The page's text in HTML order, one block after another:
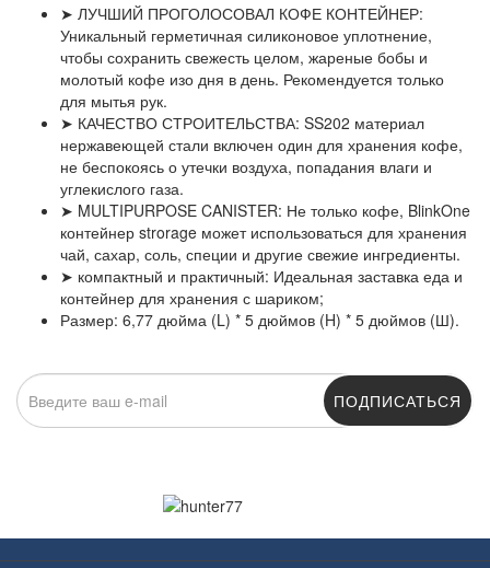
➤ ЛУЧШИЙ ПРОГОЛОСОВАЛ КОФЕ КОНТЕЙНЕР:
Уникальный герметичная силиконовое уплотнение,
чтобы сохранить свежесть целом, жареные бобы и
молотый кофе изо дня в день. Рекомендуется только
для мытья рук.
➤ КАЧЕСТВО СТРОИТЕЛЬСТВА: SS202 материал
нержавеющей стали включен один для хранения кофе,
не беспокоясь о утечки воздуха, попадания влаги и
углекислого газа.
➤ MULTIPURPOSE CANISTER: Не только кофе, BlinkOne
контейнер strorage может использоваться для хранения
чай, сахар, соль, специи и другие свежие ингредиенты.
➤ компактный и практичный: Идеальная заставка еда и
контейнер для хранения с шариком;
Размер: 6,77 дюйма (L) * 5 дюймов (H) * 5 дюймов (Ш).
ПОДПИСАТЬСЯ